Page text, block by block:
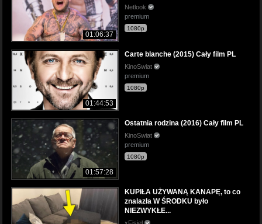
01:06:37
Netlook
premium
1080p
01:44:53
Carte blanche (2015) Cały film PL
KinoSwiat
premium
1080p
01:57:28
Ostatnia rodzina (2016) Cały film PL
KinoSwiat
premium
1080p
KUPIŁA UŻYWANĄ KANAPĘ, to co
znalazła W ŚRODKU było
NIEZWYKŁE...